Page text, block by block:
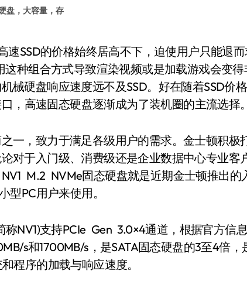
盘，大容量，存
种组合方式导致渲染视频或是加载游戏会变得
械硬盘响应速度远不及SSD。好在随着SSD价
，高速固态硬盘逐渐成为了装机圈的主流选择。
，致力于满足各级用户的需求。金士顿积极
对于入门级、消费级还是企业数据中心专业客
M.2 NVMe固态硬盘就是近期金士顿推出的
PC用户来使用。
支持PCIe Gen 3.0×4通道，根据官方信息
s和1700MB/s，是SATA固态硬盘的3至4倍，
程序的加载与响应速度。